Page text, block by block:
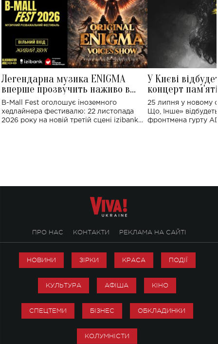
Легендарна музика ENIGMA
вперше прозвучить наживо в
Україні: де відбудеться концерт
B-Mall Fest оголошує іноземного
хедлайнера фестивалю: 22 листопада
2026 року на новій третій сцені izibank
У Києві
концерт
Клименка:
виконають
25 липня у новому
Що, Інше»
фронтмена гурту
ПРО НАС КОНТАКТИ РЕКЛАМА НА САЙТІ
НОВИНИ ЗІРКИ КРАСА ПОДІЇ
КУЛЬТУРА АФІША КІНО
СПЕЦТЕМИ БІЗНЕС ОБКЛАДИНКИ
КОЛУМНІСТИ